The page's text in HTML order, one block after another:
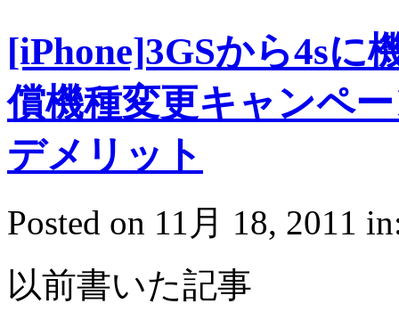
[iPhone]3GSから4sに
償機種変更キャンペ
デメリット
Posted on 11月 18, 2011
以前書いた記事